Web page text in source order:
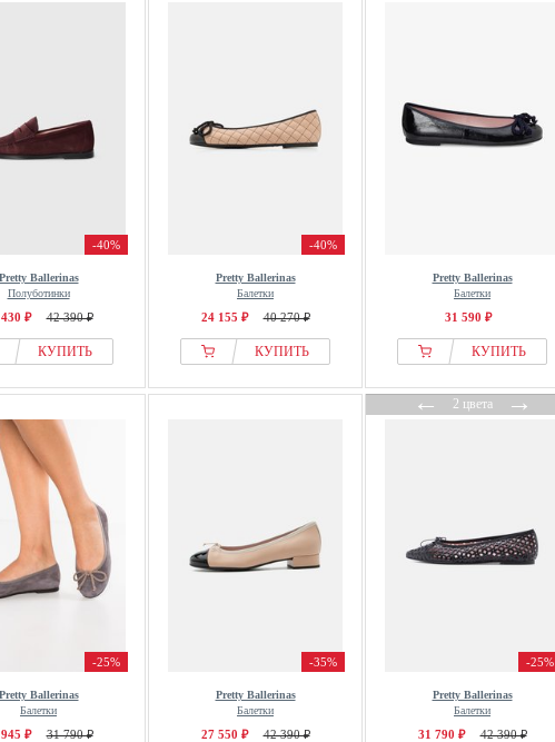
-40%
Ballerinas
Полуботинки
₽ 42 390 ₽
КУПИТЬ
-40%
Pretty Ballerinas
Балетки
24 155 ₽ 40 270 ₽
КУПИТЬ
Pretty Ballerinas
Балетки
31 590 ₽
КУПИТЬ
-25%
Ballerinas
Балетки
₽ 31 790 ₽
-35%
Pretty Ballerinas
Балетки
27 550 ₽ 42 390 ₽
←2 цвета→
-25%
Pretty Ballerinas
Балетки
31 790 ₽ 42 390 ₽